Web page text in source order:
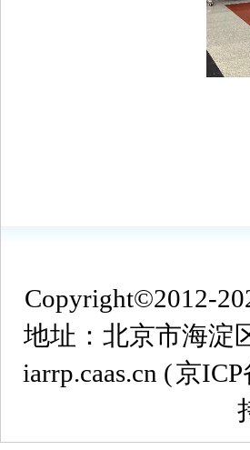
Copyright©2012-
地址：北京市海淀
iarrp.caas.cn (京ICP